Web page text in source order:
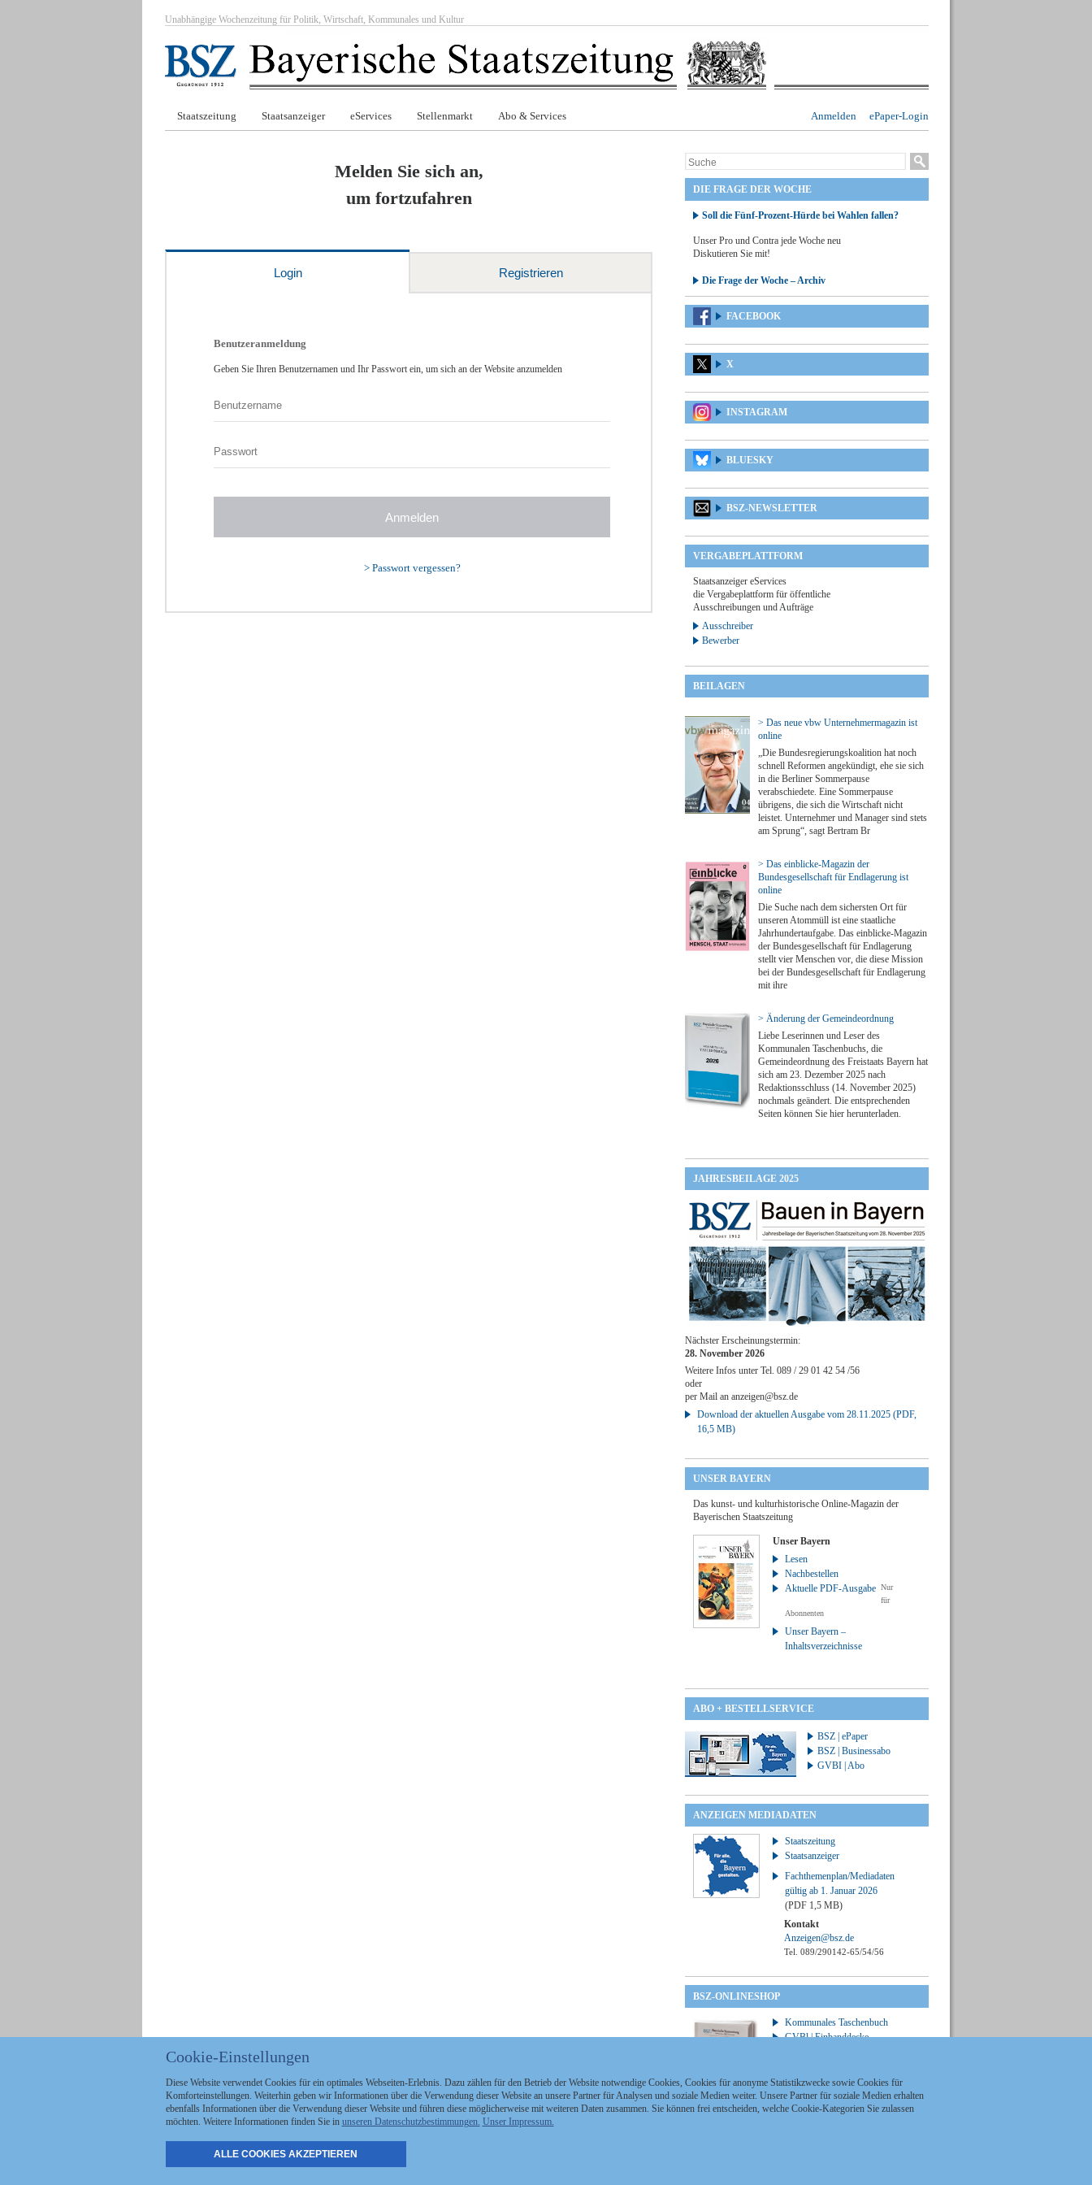
Unabhängige Wochenzeitung für Politik, Wirtschaft, Kommunales und Kultur
ePaper-Login
Anmelden
Staatszeitung Staatsanzeiger eServices Stellenmarkt Abo & Services
Melden Sie sich an,
um fortzufahren
Login Registrieren
Benutzeranmeldung
Geben Sie Ihren Benutzernamen und Ihr Passwort ein, um sich an der Website anzumelden
> Passwort vergessen?
DIE FRAGE DER WOCHE
Soll die Fünf-Prozent-Hürde bei Wahlen fallen?
Unser Pro und Contra jede Woche neu
Diskutieren Sie mit!
Die Frage der Woche – Archiv
FACEBOOK
X
INSTAGRAM
BLUESKY
BSZ-NEWSLETTER
VERGABEPLATTFORM
Staatsanzeiger eServices
die Vergabeplattform für öffentliche
Ausschreibungen und Aufträge
Ausschreiber
Bewerber
BEILAGEN
> Das neue vbw Unternehmermagazin ist
online
„Die Bundesregierungskoalition hat noch
schnell Reformen angekündigt, ehe sie sich
in die Berliner Sommerpause
verabschiedete. Eine Sommerpause
übrigens, die sich die Wirtschaft nicht
leistet. Unternehmer und Manager sind stets
am Sprung“, sagt Bertram Br
> Das einblicke-Magazin der
Bundesgesellschaft für Endlagerung ist
online
Die Suche nach dem sichersten Ort für
unseren Atommüll ist eine staatliche
Jahrhundertaufgabe. Das einblicke-Magazin
der Bundesgesellschaft für Endlagerung
stellt vier Menschen vor, die diese Mission
bei der Bundesgesellschaft für Endlagerung
mit ihre
> Änderung der Gemeindeordnung
Liebe Leserinnen und Leser des
Kommunalen Taschenbuchs, die
Gemeindeordnung des Freistaats Bayern hat
sich am 23. Dezember 2025 nach
Redaktionsschluss (14. November 2025)
nochmals geändert. Die entsprechenden
Seiten können Sie hier herunterladen.
JAHRESBEILAGE 2025
Nächster Erscheinungstermin:
28. November 2026
Weitere Infos unter Tel. 089 / 29 01 42 54 /56
oder
per Mail an anzeigen@bsz.de
Download der aktuellen Ausgabe vom 28.11.2025 (PDF,
16,5 MB)
UNSER BAYERN
Das kunst- und kulturhistorische Online-Magazin der
Bayerischen Staatszeitung
Unser Bayern
Lesen
Nachbestellen
Aktuelle PDF-Ausgabe Nur
für
Abonnenten
Unser Bayern –
Inhaltsverzeichnisse
ABO + BESTELLSERVICE
BSZ | ePaper
BSZ | Businessabo
GVBI | Abo
ANZEIGEN MEDIADATEN
Staatszeitung
Staatsanzeiger
Fachthemenplan/Mediadaten
gültig ab 1. Januar 2026
(PDF 1,5 MB)
Kontakt
Anzeigen@bsz.de
Tel. 089/290142-65/54/56
BSZ-ONLINESHOP
Kommunales Taschenbuch
GVBl | Einbanddecke
Politik
Stellenmarkt
Anzeigen Staatszeitung
Cookie-Einstellungen
Diese Website verwendet Cookies für ein optimales Webseiten-Erlebnis. Dazu zählen für den Betrieb der Website notwendige Cookies, Cookies für anonyme Statistikzwecke sowie Cookies für
Komforteinstellungen. Weiterhin geben wir Informationen über die Verwendung dieser Website an unsere Partner für Analysen und soziale Medien weiter. Unsere Partner für soziale Medien erhalten
ebenfalls Informationen über die Verwendung dieser Website und führen diese möglicherweise mit weiteren Daten zusammen. Sie können frei entscheiden, welche Cookie-Kategorien Sie zulassen
möchten. Weitere Informationen finden Sie in unseren Datenschutzbestimmungen. Unser Impressum.
ALLE COOKIES AKZEPTIEREN